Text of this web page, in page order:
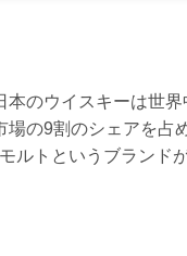
のウイスキーは世
の9割のシェアを占
ルトというブランド